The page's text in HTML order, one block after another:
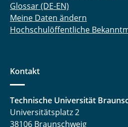
Glossar (DE-EN)
Meine Daten ändern
Hochschulöffentliche
Kontakt
Technische Universität
Universitätsplatz 2
38106 Braunschweig